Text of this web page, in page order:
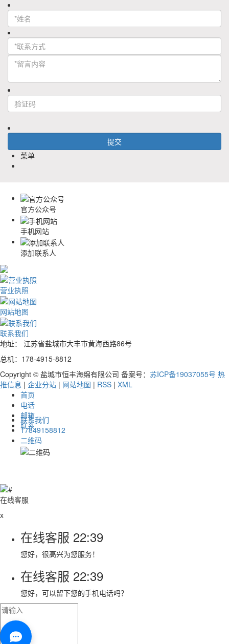
菜单
官方公众号
手机网站
添加联系人
营业执照
网站地图
联系我们
地址： 江苏省盐城市大丰市黄海西路86号
总机：178-4915-8812
Copyright © 盐城市恒丰海绵有限公司 备案号： 苏ICP备19037055号 热
推信息 | 企业分站 | 网站地图 | RSS | XML
首页
电话
邮箱
联系
联系我们
17849158812
二维码
在线客服
x
在线客服 22:39
您好，很高兴为您服务！
在线客服 22:39
您好，可以留下您的手机电话吗？